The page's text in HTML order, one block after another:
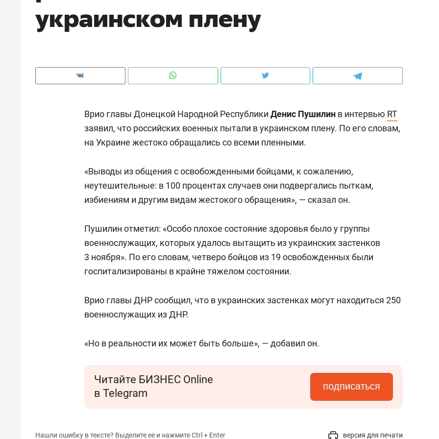
украинском плену
Врио главы Донецкой Народной Республики Денис Пушилин в интервью RT
заявил, что российских военных пытали в украинском плену. По его словам,
на Украине жестоко обращались со всеми пленными.
«Выводы из общения с освобожденными бойцами, к сожалению,
неутешительные: в 100 процентах случаев они подвергались пыткам,
избиениям и другим видам жестокого обращения», — сказал он.
Пушилин отметил: «Особо плохое состояние здоровья было у группы
военнослужащих, которых удалось вытащить из украинских застенков
3 ноября». По его словам, четверо бойцов из 19 освобожденных были
госпитализированы в крайне тяжелом состоянии.
Врио главы ДНР сообщил, что в украинских застенках могут находиться 250
военнослужащих из ДНР.
«Но в реальности их может быть больше», — добавил он.
Читайте БИЗНЕС Online
в Telegram
подписаться
Нашли ошибку в тексте? Выделите ее и нажмите Ctrl + Enter версия для печати
чем интересен Оман?
клиентах и чудных запросах мастеров
Падел, фитнес, танцы и даже
ниндзя-зал: как ТРЦ «Франт»
Рекомендуем
Психотерапевт «Фороса»:
«Директорский невроз» –
свою сверхнагрузку
Рекомендуем
Дизайнер-прораб
Наседкина: «Ремонт
для меня это